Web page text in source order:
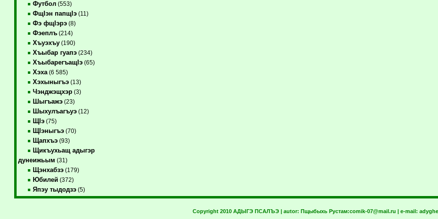
Футбол(553)
ФщIэн папщIэ(11)
Фэ фщIэрэ(8)
Фэеплъ(214)
Хъуэхъу(190)
Хъыбар гуапэ(234)
ХъыбарегъащIэ(65)
Хэха(6 585)
Хэхыныгъэ(13)
Чэнджэщхэр(3)
Шыгъажэ(23)
Шыхулъагъуэ(12)
ЩIэ(75)
ЩIэныгъэ(70)
Щапхъэ(93)
Щикъухьащ адыгэр
дунеижьым (31)
Щэнхабзэ(179)
Юбилей(372)
Япэу тыдодзэ(5)
Copyright 2010 АДЫГЭ ПСАЛЪЭ | autor: Пщыбыхь Рустам:comik-07@mail.ru | e-mail: